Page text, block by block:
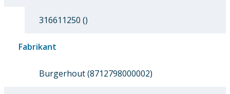
316611250 ()
Fabrikant
Burgerhout (8712798000002)